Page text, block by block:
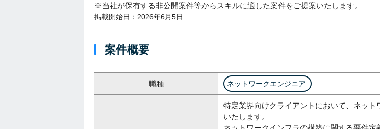
※当社が保有する非公開案件等からスキルに適した案件をご提案いたします。
掲載開始日：2026年6月5日
案件概要
職種 ネットワークエンジニア
特定業界向けクライアントにおいて、ネッ
いたします。